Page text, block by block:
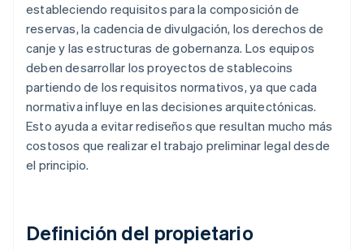
estableciendo requisitos para la composición de
reservas, la cadencia de divulgación, los derechos de
canje y las estructuras de gobernanza. Los equipos
deben desarrollar los proyectos de stablecoins
partiendo de los requisitos normativos, ya que cada
normativa influye en las decisiones arquitectónicas.
Esto ayuda a evitar rediseños que resultan mucho más
costosos que realizar el trabajo preliminar legal desde
el principio.
Definición del propietario